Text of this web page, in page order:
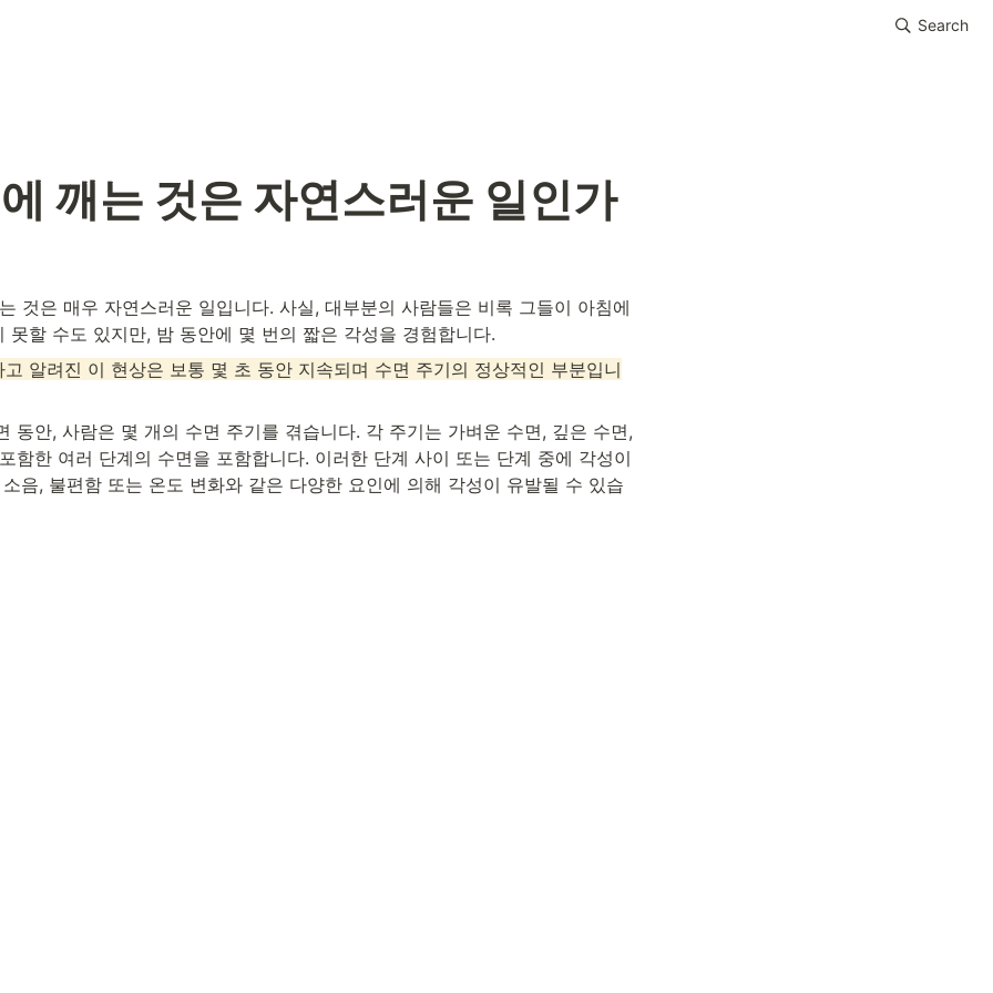
Search
깨는 것은 자연스러운 일인가
것은 매우 자연스러운 일입니다. 사실, 대부분의 사람들은 비록 그들이 아침에
못할 수도 있지만, 밤 동안에 몇 번의 짧은 각성을 경험합니다.
알려진 이 현상은 보통 몇 초 동안 지속되며 수면 주기의 정상적인 부분입니
동안, 사람은 몇 개의 수면 주기를 겪습니다. 각 주기는 가벼운 수면, 깊은 수면,
함한 여러 단계의 수면을 포함합니다. 이러한 단계 사이 또는 단계 중에 각성이
음, 불편함 또는 온도 변화와 같은 다양한 요인에 의해 각성이 유발될 수 있습